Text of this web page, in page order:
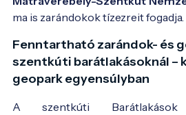
ma is zarándokok tízezreit fogadja.
Fenntartható zarándok- és
szentkúti barátlakásoknál –
geopark egyensúlyban
A szentkúti Barátlakások